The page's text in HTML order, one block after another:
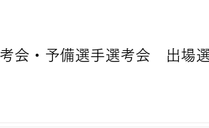
会・予備選手選考会 出場